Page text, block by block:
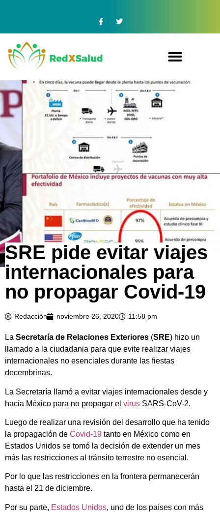
SRE pide evitar viajes
internacionales para
no propagar Covid-19
Redacción noviembre 26, 2020 11:58 pm
La Secretaría de Relaciones Exteriores (SRE) hizo un
llamado a la ciudadania para que evite realizar viajes
internacionales no esenciales durante las fiestas
decembrinas.
La Secretaría llamó a evitar viajes internacionales desde y
hacia México para no propagar el virus SARS-CoV-2.
Luego de realizar una revisión del desarrollo que ha tenido
la propagación de Covid-19 tanto en México como en
Estados Unidos se tomó la decisión de extender un mes
más las restricciones al tránsito terrestre no esencial.
Por lo que las restricciones en la frontera permanecerán
hasta el 21 de diciembre.
Por su parte, Estados Unidos, uno de los países con más